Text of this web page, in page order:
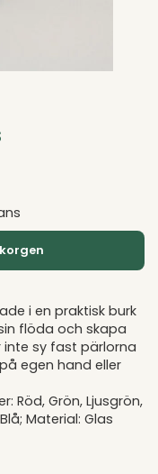
i en praktisk burk
flöda och skapa
sy fast pärlorna
egen hand eller
Röd, Grön, Ljusgrön,
Material: Glas